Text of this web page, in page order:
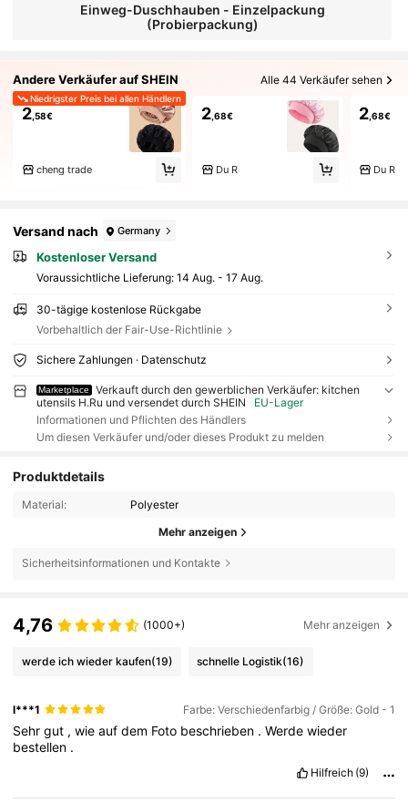
Einweg-Duschhauben - Einzelpackung
(Probierpackung)
Andere Verkäufer auf SHEIN Alle 44 Verkäufer sehen
Niedrigster Preis bei allen Händlern
2,58€
cheng trade
2,68€
Du R
2,68€
Du R
Versand nach Germany
Kostenloser Versand
Voraussichtliche Lieferung: 14 Aug. - 17 Aug.
30-tägige kostenlose Rückgabe
Vorbehaltlich der Fair-Use-Richtlinie
Sichere Zahlungen · Datenschutz
Marketplace
Verkauft durch den gewerblichen Verkäufer: kitchen
utensils H.Ru und versendet durch SHEIN
EU-Lager
Informationen und Pflichten des Händlers
Um diesen Verkäufer und/oder dieses Produkt zu melden
Produktdetails
Material: Polyester
Mehr anzeigen
Sicherheitsinformationen und Kontakte
4,76 (1000+) Mehr anzeigen
werde ich wieder kaufen(19) schnelle Logistik(16)
l***1 Farbe: Verschiedenfarbig / Größe: Gold - 1
Sehrgut ,wieaufdem Foto beschrieben .Werdewieder
bestellen .
Hilfreich (9)